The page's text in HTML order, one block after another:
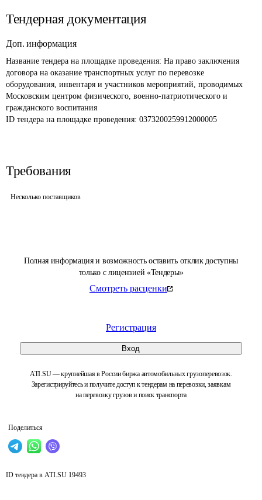
Полная информация и возможность оставить отклик доступны
только с лицензией «Тендеры»
Смотреть расценки
Регистрация
Вход
ATI.SU — крупнейшая в России биржа автомобильных грузоперевозок.
Зарегистрируйтесь и получите доступ к тендерам на перевозки, заявкам
на перевозку грузов и поиск транспорта
Поделиться
Тендерная документация
Доп. информация
Название тендера на площадке проведения: На право заключения
договора на оказание транспортных услуг по перевозке
оборудования, инвентаря и участников мероприятий, проводимых
Московским центром физического, военно-патриотического и
гражданского воспитания
ID тендера на площадке проведения: 0373200259912000005
Требования
Несколько поставщиков
ID тендера в ATI.SU 19493